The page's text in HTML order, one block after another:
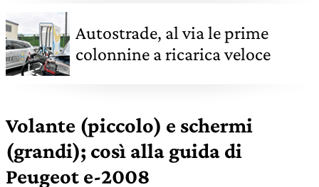
Autostrade, al via le prime
colonnine a ricarica veloce
Volante (piccolo) e schermi
(grandi); così alla guida di
Peugeot e-2008